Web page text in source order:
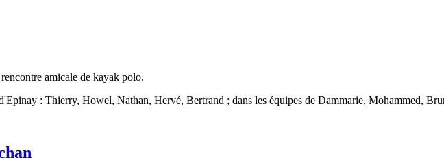
amicale de kayak polo.
: Thierry, Howel, Nathan, Hervé, Bertrand ; dans les équipes de Dammarie, Mohammed,